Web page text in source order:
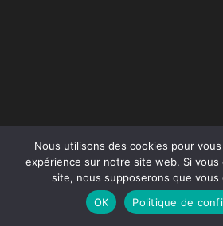
Nous utilisons des cookies pour
expérience sur notre site web. Si vous
site, nous supposerons que
OK
Politique de